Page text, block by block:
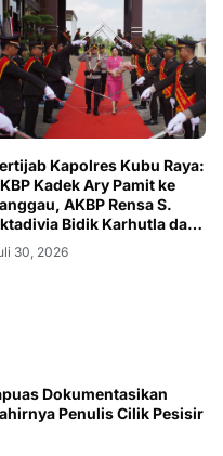
Kapolres Kubu Raya:
Kadek Ary Pamit ke
AKBP Rensa S.
Bidik Karhutla dan
30, 2026
Dokumentasikan
Penulis Cilik Pesisir